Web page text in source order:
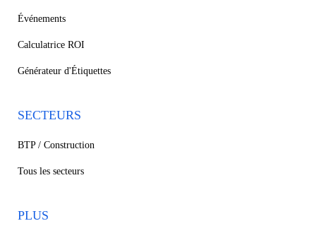
Événements
Calculatrice ROI
Générateur d'Étiquettes
SECTEURS
BTP / Construction
Tous les secteurs
PLUS